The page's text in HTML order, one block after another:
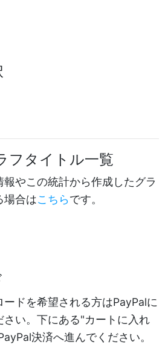
フタイトル一覧
やこの統計から作成したグラ
場合はこちらです。
ドを希望される方はPayPalに
さい。下にある"カートに入れ
決済へ進んでください。